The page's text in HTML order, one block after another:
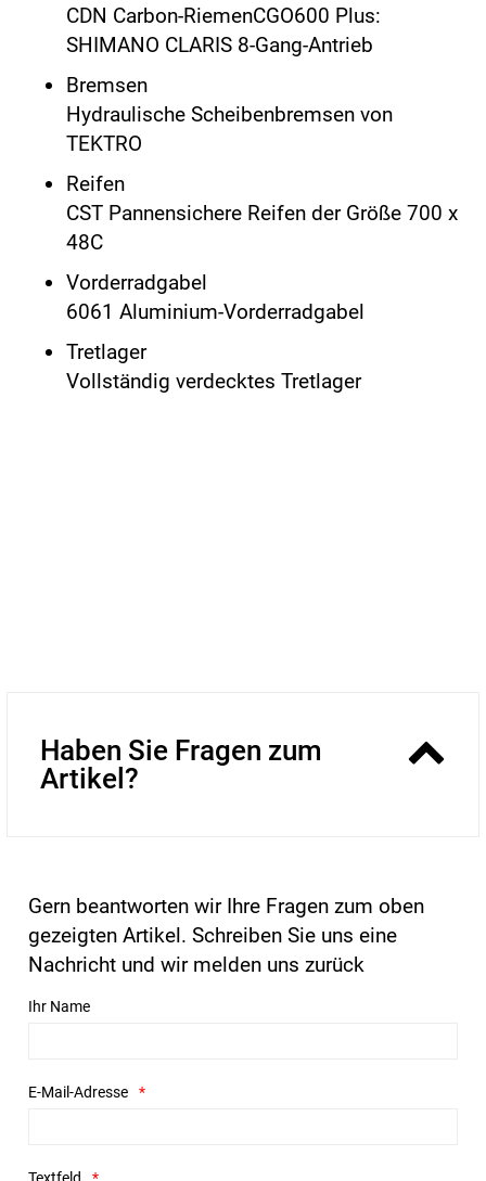
CDN Carbon-RiemenCGO600 Plus:
SHIMANO CLARIS 8-Gang-Antrieb
Bremsen
Hydraulische Scheibenbremsen von
TEKTRO
Reifen
CST Pannensichere Reifen der Größe 700 x
48C
Vorderradgabel
6061 Aluminium-Vorderradgabel
Tretlager
Vollständig verdecktes Tretlager
Haben Sie Fragen zum
Artikel?
Gern beantworten wir Ihre Fragen zum oben
gezeigten Artikel. Schreiben Sie uns eine
Nachricht und wir melden uns zurück
Ihr Name
E-Mail-Adresse